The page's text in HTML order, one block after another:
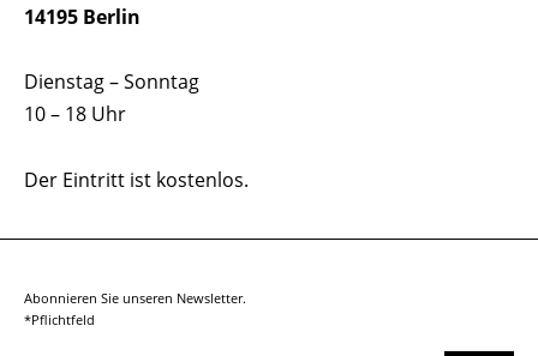
14195 Berlin
Dienstag – Sonntag
10 – 18 Uhr
Der Eintritt ist kostenlos.
Abonnieren Sie unseren Newsletter.
*Pflichtfeld